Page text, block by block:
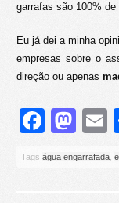
garrafas são 100%
Eu já dei a minha
empresas sobre o
direção ou apenas
Tags água engarrafada